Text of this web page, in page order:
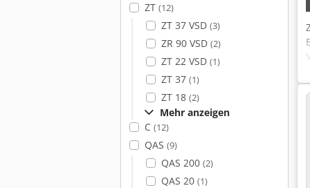
ZT (12)
ZT 37 VSD (3)
ZR 90 VSD (2)
ZT 22 VSD (1)
ZT 37 (1)
ZT 18 (2)
Mehr anzeigen
C (12)
QAS (9)
QAS 200 (2)
QAS 20 (1)